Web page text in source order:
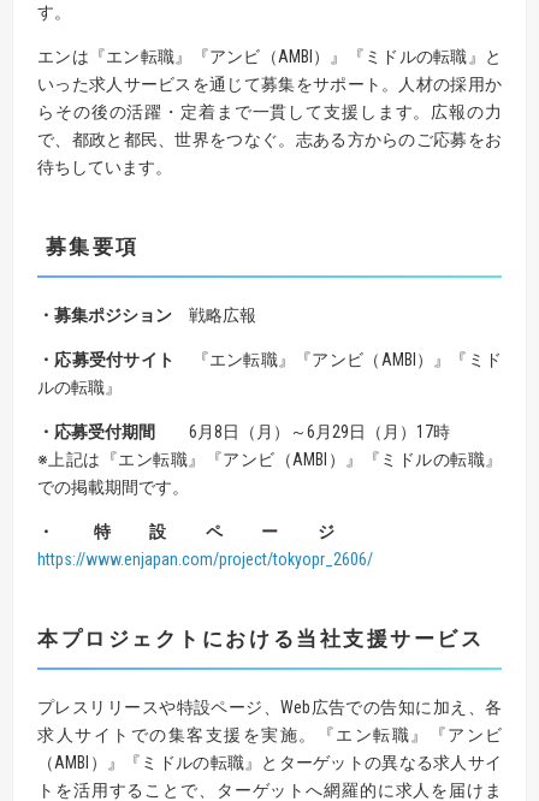
す。
エンは『エン転職』『アンビ（AMBI）』『ミドルの転職』と
いった求人サービスを通じて募集をサポート。人材の採用か
らその後の活躍・定着まで一貫して支援します。広報の力
で、都政と都民、世界をつなぐ。志ある方からのご応募をお
待ちしています。
募集要項
・募集ポジション 戦略広報
・応募受付サイト
『エン転職』『アンビ（AMBI）』『ミド
ルの転職』
・応募受付期間
6月8日（月）～6月29日（月）17時
※上記は『エン転職』『アンビ（AMBI）』『ミドルの転職』
での掲載期間です。
・特設ページ
https://www.enjapan.com/project/tokyopr_2606/
本プロジェクトにおける当社支援サービス
プレスリリースや特設ページ、Web広告での告知に加え、各
求人サイトでの集客支援を実施。『エン転職』『アンビ
（AMBI）』『ミドルの転職』とターゲットの異なる求人サイ
トを活用することで、ターゲットへ網羅的に求人を届けま